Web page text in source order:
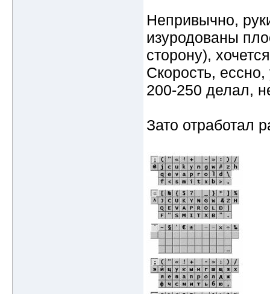
Непривычно,
изуродованы
сторону),
Скорость,
200-250 делал,
Зато отработал